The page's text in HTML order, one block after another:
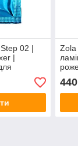
02 |
|
брів |
Zola
мл
440